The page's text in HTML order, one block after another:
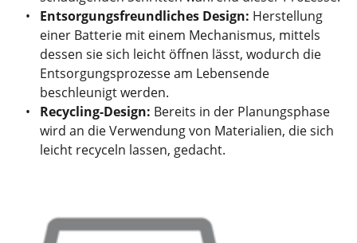
Entsorgungsfreundliches Design: Herstellung
einer Batterie mit einem Mechanismus, mittels
dessen sie sich leicht öffnen lässt, wodurch die
Entsorgungsprozesse am Lebensende
beschleunigt werden.
Recycling-Design: Bereits in der Planungsphase
wird an die Verwendung von Materialien, die sich
leicht recyceln lassen, gedacht.